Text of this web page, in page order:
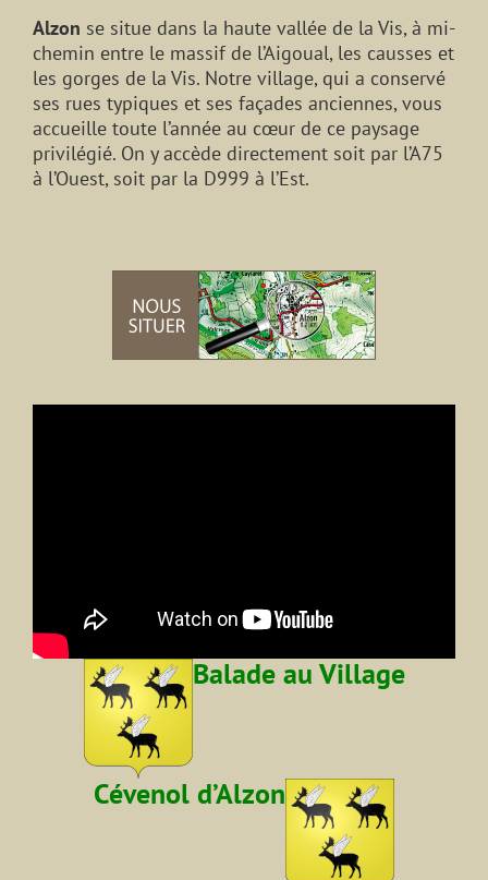
Alzon se situe dans la haute vallée de la Vis, à mi-
chemin entre le massif de l’Aigoual, les causses et
les gorges de la Vis. Notre village, qui a conservé
ses rues typiques et ses façades anciennes, vous
accueille toute l’année au cœur de ce paysage
privilégié. On y accède directement soit par l’A75
à l’Ouest, soit par la D999 à l’Est.
Balade au Village
Cévenol d’Alzon